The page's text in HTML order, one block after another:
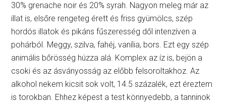
30% grenache noir és 20% syrah. Nagyon meleg már az
illat is, elsőre rengeteg érett és friss gyümölcs, szép
hordós illatok és pikáns fűszeresség dől intenzíven a
pohárból. Meggy, szilva, fahéj, vanília, bors. Ezt egy szép
animális bőrösség húzza alá. Komplex az íz is, bejön a
csoki és az ásványosság az előbb felsoroltakhoz. Az
alkohol nekem kicsit sok volt, 14.5 százalék, ezt éreztem
is torokban. Ehhez képest a test könnyedebb, a tanninok